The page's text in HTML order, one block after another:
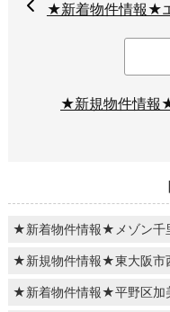
★新着物件情報★
★新規物件情報
★新着物件情報★メゾン千
★新規物件情報★東大阪市
★新着物件情報★平野区加